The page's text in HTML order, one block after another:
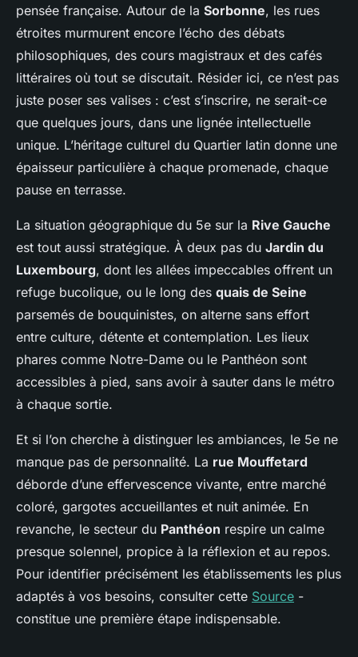
pensée française. Autour de la Sorbonne, les rues
étroites murmurent encore l’écho des débats
philosophiques, des cours magistraux et des cafés
littéraires où tout se discutait. Résider ici, ce n’est pas
juste poser ses valises : c’est s’inscrire, ne serait-ce
que quelques jours, dans une lignée intellectuelle
unique. L’héritage culturel du Quartier latin donne une
épaisseur particulière à chaque promenade, chaque
pause en terrasse.
La situation géographique du 5e sur la Rive Gauche
est tout aussi stratégique. À deux pas du Jardin du
Luxembourg, dont les allées impeccables offrent un
refuge bucolique, ou le long des quais de Seine
parsemés de bouquinistes, on alterne sans effort
entre culture, détente et contemplation. Les lieux
phares comme Notre-Dame ou le Panthéon sont
accessibles à pied, sans avoir à sauter dans le métro
à chaque sortie.
Et si l’on cherche à distinguer les ambiances, le 5e ne
manque pas de personnalité. La rue Mouffetard
déborde d’une effervescence vivante, entre marché
coloré, gargotes accueillantes et nuit animée. En
revanche, le secteur du Panthéon respire un calme
presque solennel, propice à la réflexion et au repos.
Pour identifier précisément les établissements les plus
adaptés à vos besoins, consulter cette Source -
constitue une première étape indispensable.